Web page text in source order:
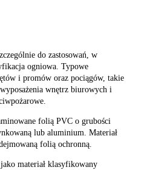
do zastosowań, w
ogniowa. Typowe
i promów oraz pociągów, takie
wnętrz biurowych i
folią PVC o grubości
lub aluminium. Materiał
folią ochronną.
materiał klasyfikowany